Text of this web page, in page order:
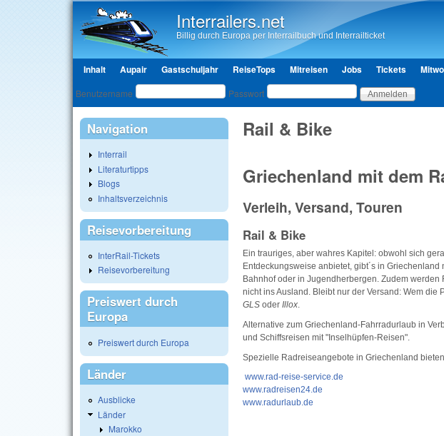
Interrailers.net
Billig durch Europa per Interrailbuch und Interrailticket
Hauptmenü
Inhalt Aupair Gastschuljahr ReiseTops Mitreisen Jobs Tickets
Benutzeranmeldung
Benutzername Passwort
Rail & Bike
Griechenland mit dem
Verleih, Versand, Touren
Rail & Bike
Ein trauriges, aber wahres Kapitel: obwohl sich
Entdeckungsweise anbietet, gibt´s in
Bahnhof oder in Jugendherbergen. Zudem
nicht ins Ausland. Bleibt nur der Versand: Wem die
GLS oder Illox.
Alternative zum Griechenland-Fahrradurlaub in
und Schiffsreisen mit "Inselhüpfen-Reisen".
Spezielle Radreiseangebote in Griechenland
www.rad-reise-service.de
www.radreisen24.de
www.radurlaub.de
Navigation
Interrail
Literaturtipps
Blogs
Inhaltsverzeichnis
Reisevorbereitung
InterRail-Tickets
Reisevorbereitung
Preiswert durch
Europa
Preiswert durch Europa
Länder
Ausblicke
Länder
Marokko